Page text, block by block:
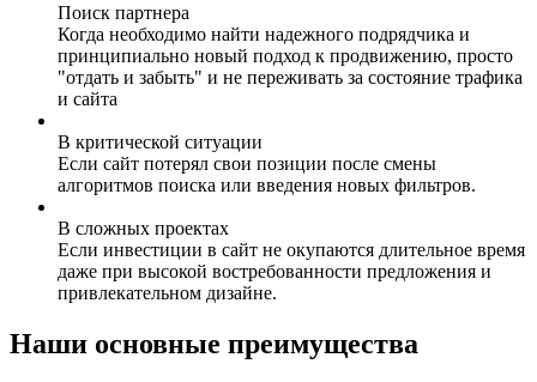
Поиск партнера
Когда необходимо найти надежного подрядчика и
принципиально новый подход к продвижению, просто
"отдать и забыть" и не переживать за состояние трафика
и сайта
В критической ситуации
Если сайт потерял свои позиции после смены
алгоритмов поиска или введения новых фильтров.
В сложных проектах
Если инвестиции в сайт не окупаются длительное время
даже при высокой востребованности предложения и
привлекательном дизайне.
Наши основные преимущества